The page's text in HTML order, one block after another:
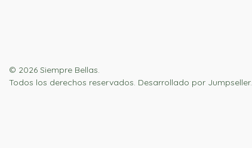
© 2026 Siempre Bellas.
Todos los derechos reservados. Desarrollado por Jumpseller.